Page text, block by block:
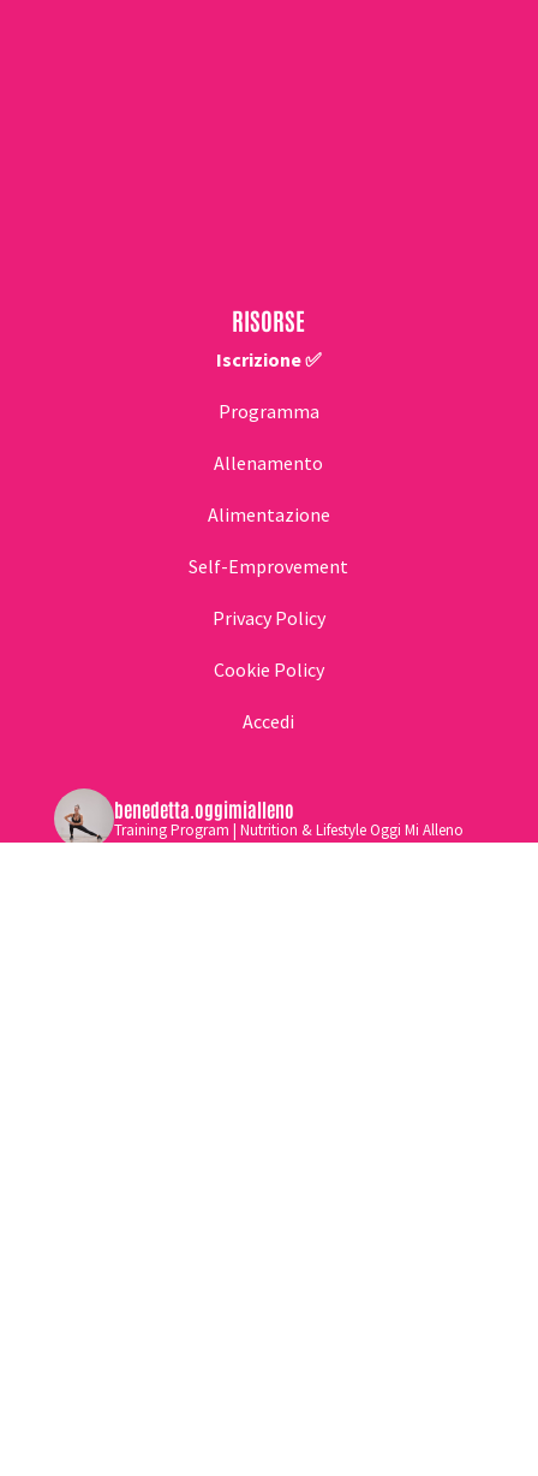
RISORSE
Iscrizione ✅
Programma
Allenamento
Alimentazione
Self-Emprovement
Privacy Policy
Cookie Policy
Accedi
benedetta.oggimialleno
Training Program | Nutrition & Lifestyle Oggi Mi Alleno